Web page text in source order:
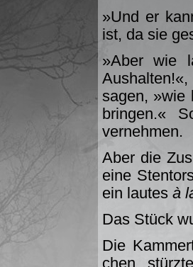
»Und er
ist, da sie
»Aber wie
sagen, »wie
bringen.«
vernehmen.
Aber die
eine
ein lautes à
Das Stück
Die
chen